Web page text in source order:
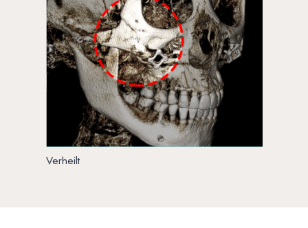
Verheilt